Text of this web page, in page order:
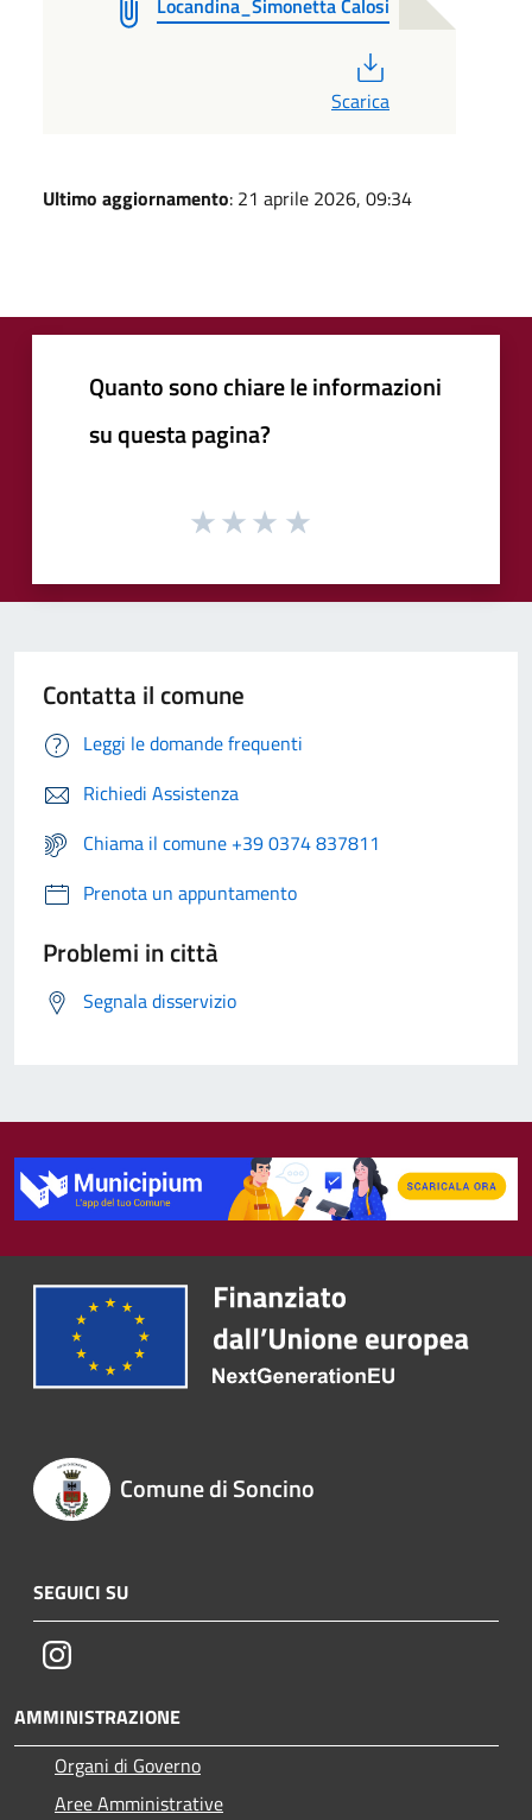
Scarica
Ultimo aggiornamento: 21 aprile 2026, 09:34
Quanto sono chiare le informazioni
su questa pagina?
Contatta il comune
Leggi le domande frequenti
Richiedi Assistenza
Chiama il comune +39 0374 837811
Prenota un appuntamento
Problemi in città
Segnala disservizio
Comune di Soncino
SEGUICI SU
Instagram
AMMINISTRAZIONE
Organi di Governo
Aree Amministrative